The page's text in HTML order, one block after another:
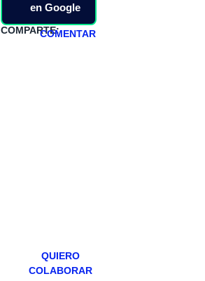
en Google
COMPARTE:COMENTAR
QUIERO
COLABORAR